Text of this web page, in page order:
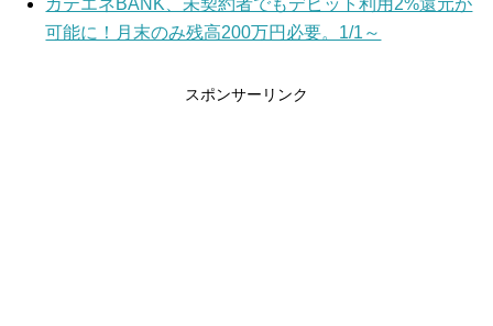
カテエネBANK、未契約者でもデビット利用2%還元が
可能に！月末のみ残高200万円必要。1/1～
スポンサーリンク